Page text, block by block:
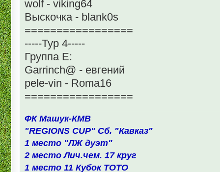
wolf - viking64
Выскочка - blank0s
=================
-----Тур 4-----
Группа Е:
Garrinch@ - евгений
pele-vin - Roma16
=================
ФК Машук-КМВ
"REGIONS CUP" Сб. "Кавказ"
1 место "ЛЖ дуэт"
2 место Лич.чем. 17 круг
1 место 11 Кубок ТОТО